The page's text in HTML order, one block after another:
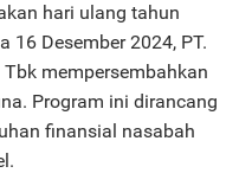
hari ulang tahun
16 Desember 2024, PT.
mempersembahkan
Program ini dirancang
finansial nasabah